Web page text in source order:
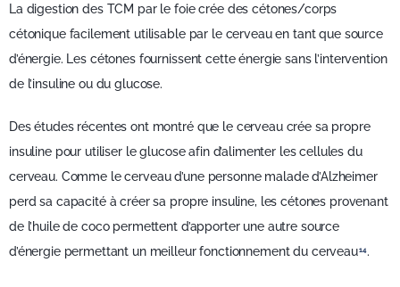
La digestion des TCM par le foie crée des cétones/corps
cétonique facilement utilisable par le cerveau en tant que source
d’énergie. Les cétones fournissent cette énergie sans l’intervention
de l’insuline ou du glucose.
Des études récentes ont montré que le cerveau crée sa propre
insuline pour utiliser le glucose afin d’alimenter les cellules du
cerveau. Comme le cerveau d’une personne malade d’Alzheimer
perd sa capacité à créer sa propre insuline, les cétones provenant
de l’huile de coco permettent d’apporter une autre source
d’énergie permettant un meilleur fonctionnement du cerveau14.